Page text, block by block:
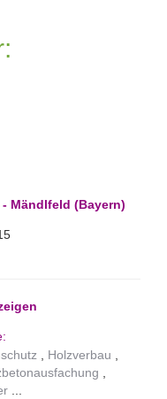
Mändlfeld (Bayern)
Holzverbau